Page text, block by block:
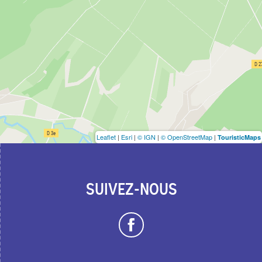
Leaflet | Esri | © IGN | © OpenStreetMap | TouristicMaps
SUIVEZ-NOUS